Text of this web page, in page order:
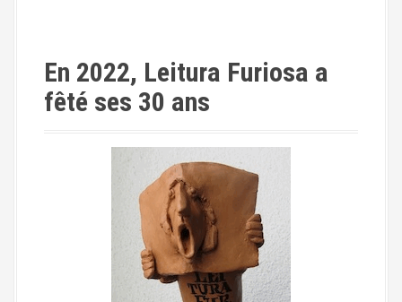
En 2022, Leitura Furiosa a
fêté ses 30 ans